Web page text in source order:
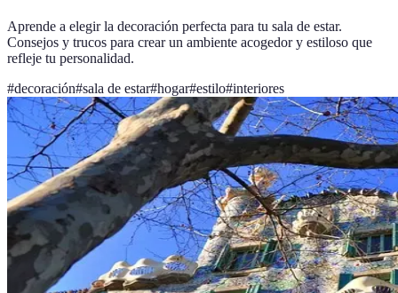
Aprende a elegir la decoración perfecta para tu sala de estar.
Consejos y trucos para crear un ambiente acogedor y estiloso que
refleje tu personalidad.
#decoración#sala de estar#hogar#estilo#interiores